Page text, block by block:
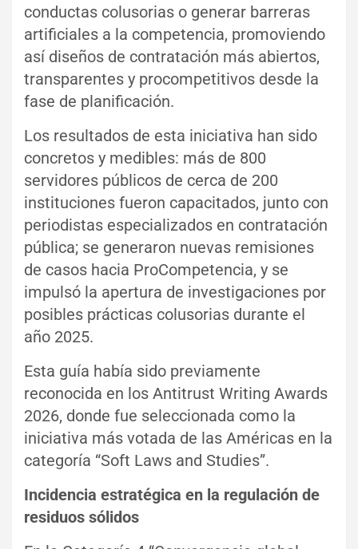
conductas colusorias o generar barreras
artificiales a la competencia, promoviendo
así diseños de contratación más abiertos,
transparentes y procompetitivos desde la
fase de planificación.
Los resultados de esta iniciativa han sido
concretos y medibles: más de 800
servidores públicos de cerca de 200
instituciones fueron capacitados, junto con
periodistas especializados en contratación
pública; se generaron nuevas remisiones
de casos hacia ProCompetencia, y se
impulsó la apertura de investigaciones por
posibles prácticas colusorias durante el
año 2025.
Esta guía había sido previamente
reconocida en los Antitrust Writing Awards
2026, donde fue seleccionada como la
iniciativa más votada de las Américas en la
categoría “Soft Laws and Studies”.
Incidencia estratégica en la regulación de
residuos sólidos